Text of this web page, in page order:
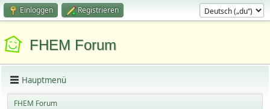
Einloggen Registrieren
FHEM Forum
Hauptmenü
FHEM Forum